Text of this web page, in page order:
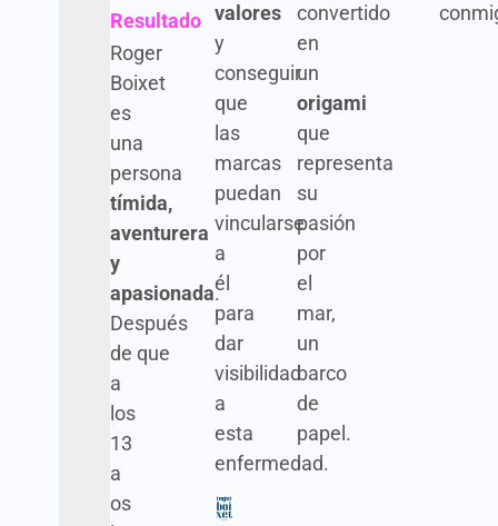
Resultado
Roger
Boixet
es
una
persona
tímida,
aventurera
y
apasionada.
Después
de que
a
los
13
a
os
valores
y
conseguir
que
las
marcas
puedan
vincularse
a
él
para
dar
visibilidad
a
esta
enfermedad.
convertido
en
un
origami
que
representa
su
pasión
por
el
mar,
un
barco
de
papel.